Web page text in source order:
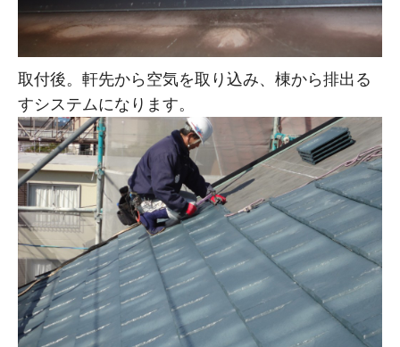
取付後。軒先から空気を取り込み、棟から排出る
すシステムになります。